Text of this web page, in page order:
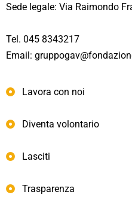
Sede legale: Via Raimondo
Tel. 045 8343217
Email:
Lavora con noi
Diventa volontario
Lasciti
Trasparenza